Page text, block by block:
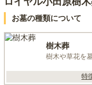
お墓の種類について
樹木葬
樹木や草花を
特